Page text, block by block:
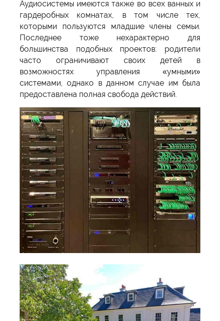
Аудиосистемы имеются также во всех ванных и
гардеробных комнатах, в том числе тех,
которыми пользуются младшие члены семьи.
Последнее тоже нехарактерно для
большинства подобных проектов: родители
часто ограничивают своих детей в
возможностях управления «умными»
системами, однако в данном случае им была
предоставлена полная свобода действий.